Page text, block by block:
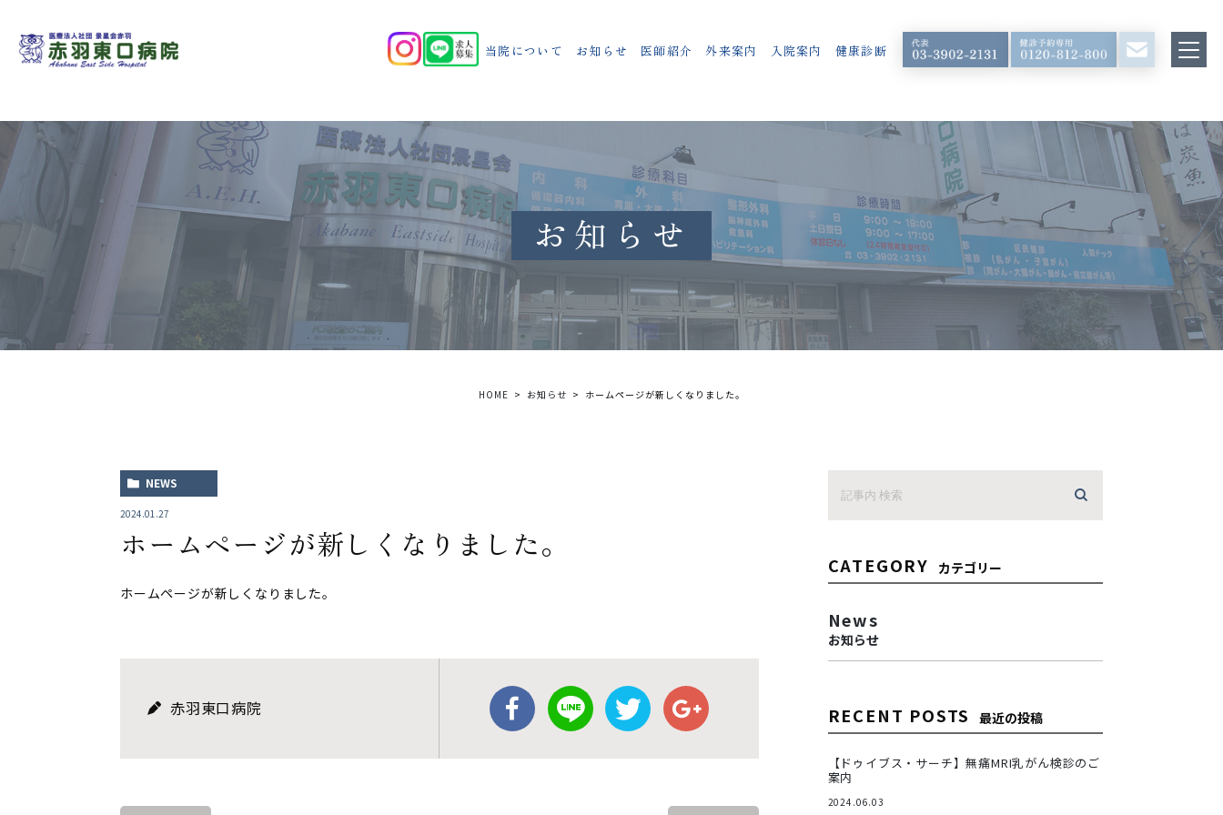
当院について お知らせ 医師紹介 外来案内 入院案内 健康診断
お知らせ
HOME お知らせ ホームページが新しくなりました。
NEWS
2024.01.27
ホームページが新しくなりました。
ホームページが新しくなりました。
赤羽東口病院
CATEGORY カテゴリー
News
お知らせ
RECENT POSTS 最近の投稿
【ドゥイブス・サーチ】無痛MRI乳がん検診のご
案内
2024.06.03